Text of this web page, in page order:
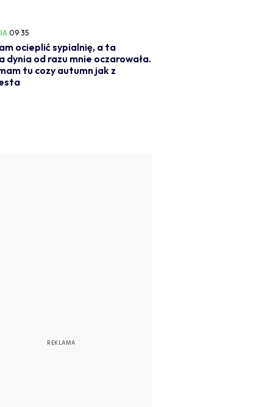
09:35
ocieplić sypialnię, a ta
dynia od razu mnie oczarowała.
tu cozy autumn jak z